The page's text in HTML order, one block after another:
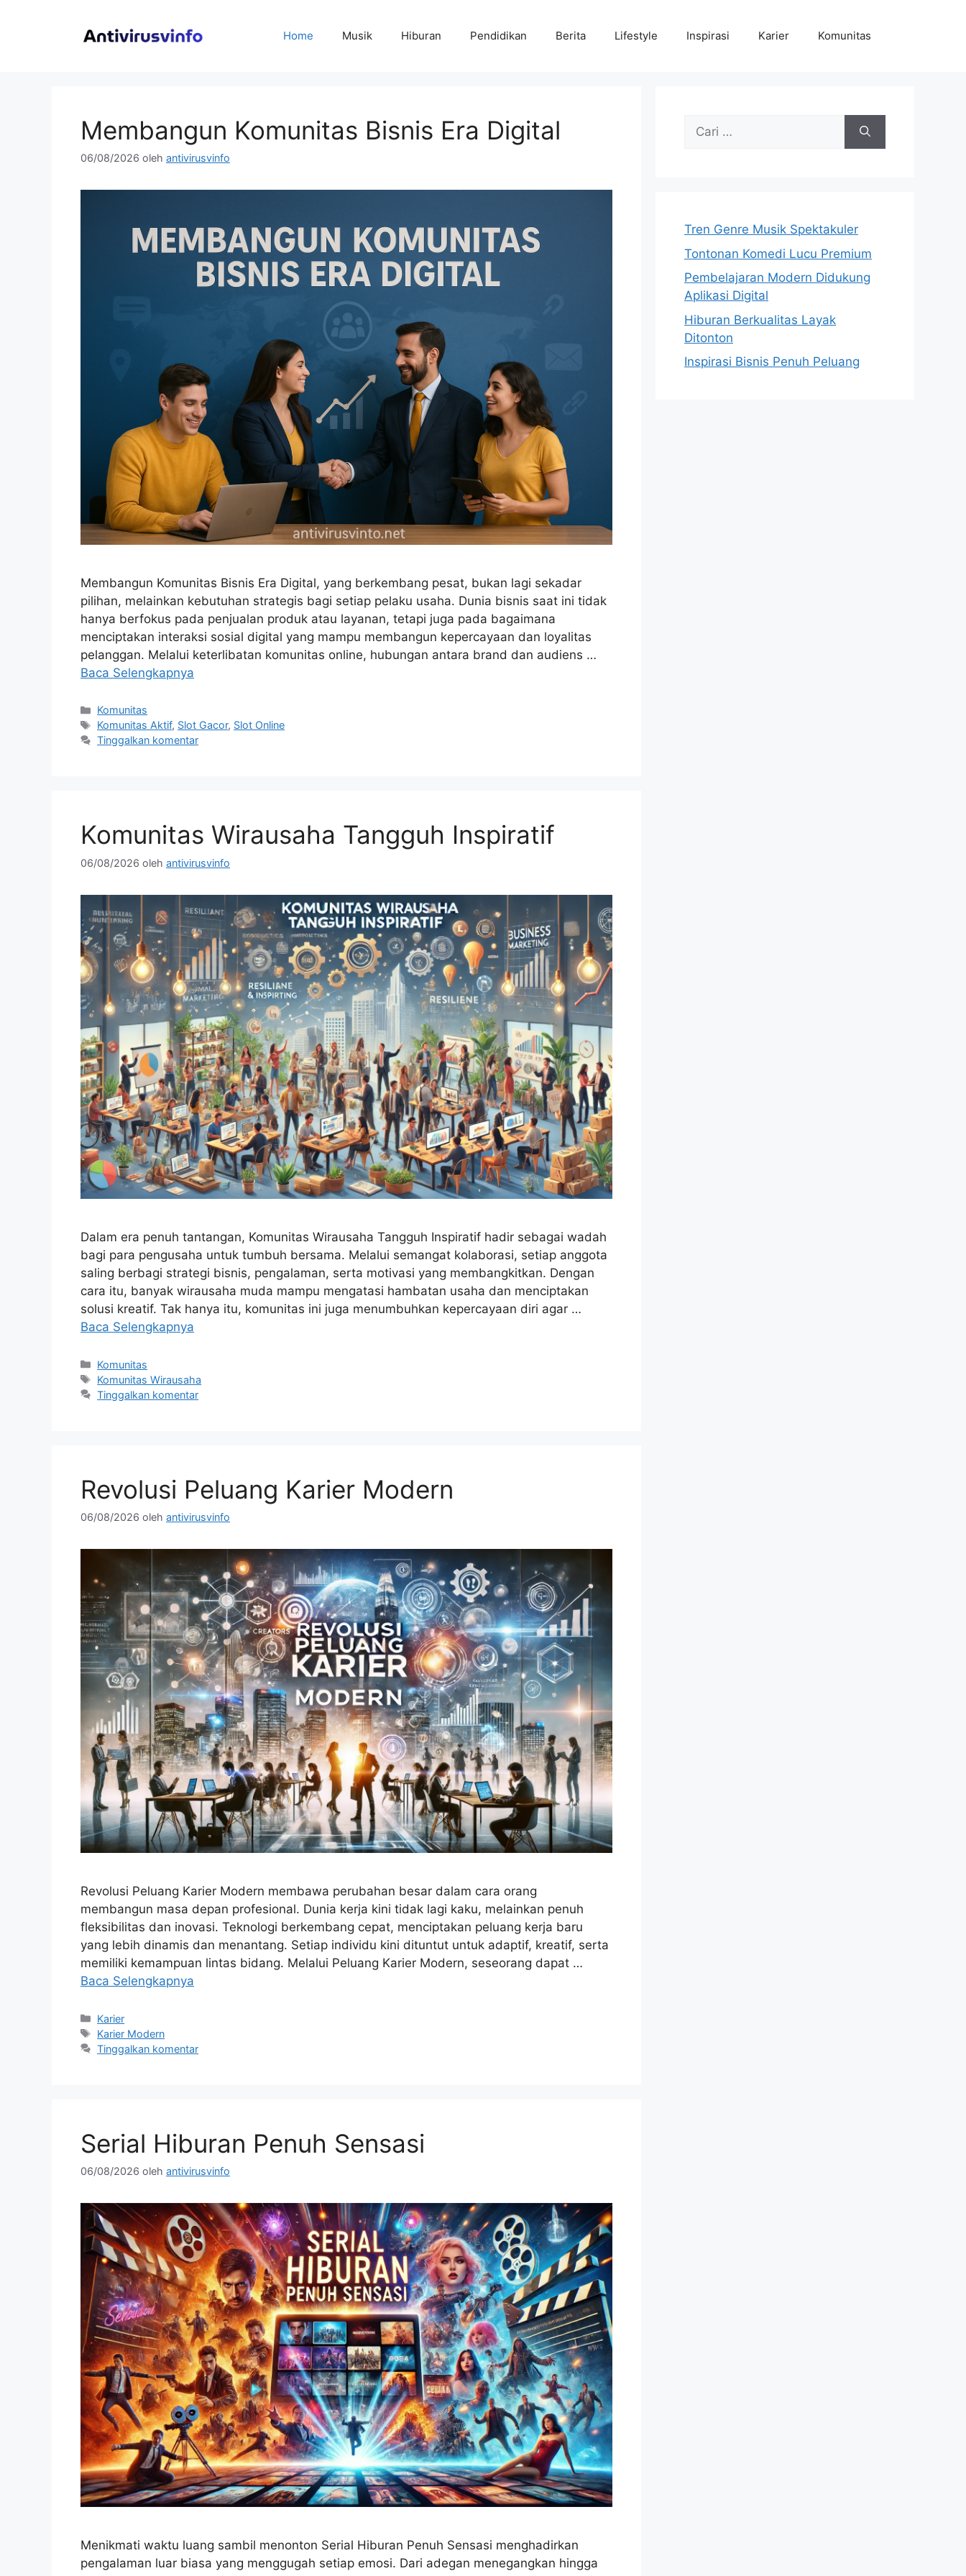
Home Musik Hiburan Pendidikan Berita Lifestyle Inspirasi Karier Komunitas
Membangun Komunitas Bisnis Era Digital
06/08/2026 oleh antivirusvinfo
Membangun Komunitas Bisnis Era Digital, yang berkembang pesat, bukan lagi sekadar
pilihan, melainkan kebutuhan strategis bagi setiap pelaku usaha. Dunia bisnis saat ini tidak
hanya berfokus pada penjualan produk atau layanan, tetapi juga pada bagaimana
menciptakan interaksi sosial digital yang mampu membangun kepercayaan dan loyalitas
pelanggan. Melalui keterlibatan komunitas online, hubungan antara brand dan audiens …
Baca Selengkapnya
Kategori
Komunitas
Tag
Komunitas Aktif, Slot Gacor, Slot Online
Tinggalkan komentar
Komunitas Wirausaha Tangguh Inspiratif
06/08/2026 oleh antivirusvinfo
Dalam era penuh tantangan, Komunitas Wirausaha Tangguh Inspiratif hadir sebagai wadah
bagi para pengusaha untuk tumbuh bersama. Melalui semangat kolaborasi, setiap anggota
saling berbagi strategi bisnis, pengalaman, serta motivasi yang membangkitkan. Dengan
cara itu, banyak wirausaha muda mampu mengatasi hambatan usaha dan menciptakan
solusi kreatif. Tak hanya itu, komunitas ini juga menumbuhkan kepercayaan diri agar …
Baca Selengkapnya
Kategori
Komunitas
Tag
Komunitas Wirausaha
Tinggalkan komentar
Revolusi Peluang Karier Modern
06/08/2026 oleh antivirusvinfo
Revolusi Peluang Karier Modern membawa perubahan besar dalam cara orang
membangun masa depan profesional. Dunia kerja kini tidak lagi kaku, melainkan penuh
fleksibilitas dan inovasi. Teknologi berkembang cepat, menciptakan peluang kerja baru
yang lebih dinamis dan menantang. Setiap individu kini dituntut untuk adaptif, kreatif, serta
memiliki kemampuan lintas bidang. Melalui Peluang Karier Modern, seseorang dapat …
Baca Selengkapnya
Kategori
Karier
Tag
Karier Modern
Tinggalkan komentar
Serial Hiburan Penuh Sensasi
06/08/2026 oleh antivirusvinfo
Menikmati waktu luang sambil menonton Serial Hiburan Penuh Sensasi menghadirkan
pengalaman luar biasa yang menggugah setiap emosi. Dari adegan menegangkan hingga
Cari
Tren Genre Musik Spektakuler
Tontonan Komedi Lucu Premium
Pembelajaran Modern Didukung
Aplikasi Digital
Hiburan Berkualitas Layak
Ditonton
Inspirasi Bisnis Penuh Peluang